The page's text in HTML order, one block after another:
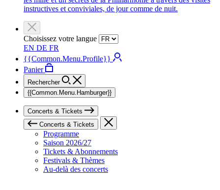
instructives et conviviales, de jour comme de nuit.
Choisissez votre langue
EN DE FR
{{Common.Menu.Profile}}
Panier
Rechercher
{{Common.Menu.Hamburger}}
Concerts & Tickets
Concerts & Tickets
Programme
Saison 2026/27
Tickets & Abonnements
Festivals & Thèmes
Au-delà des concerts